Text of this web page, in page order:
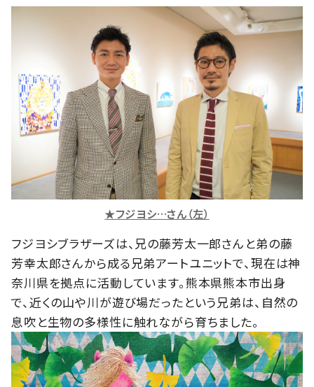
★フジヨシ…さん（左）
フジヨシブラザーズは、兄の藤芳太一郎さんと弟の藤
芳幸太郎さんから成る兄弟アートユニットで、現在は神
奈川県を拠点に活動しています。熊本県熊本市出身
で、近くの山や川が遊び場だったという兄弟は、自然の
息吹と生物の多様性に触れながら育ちました。